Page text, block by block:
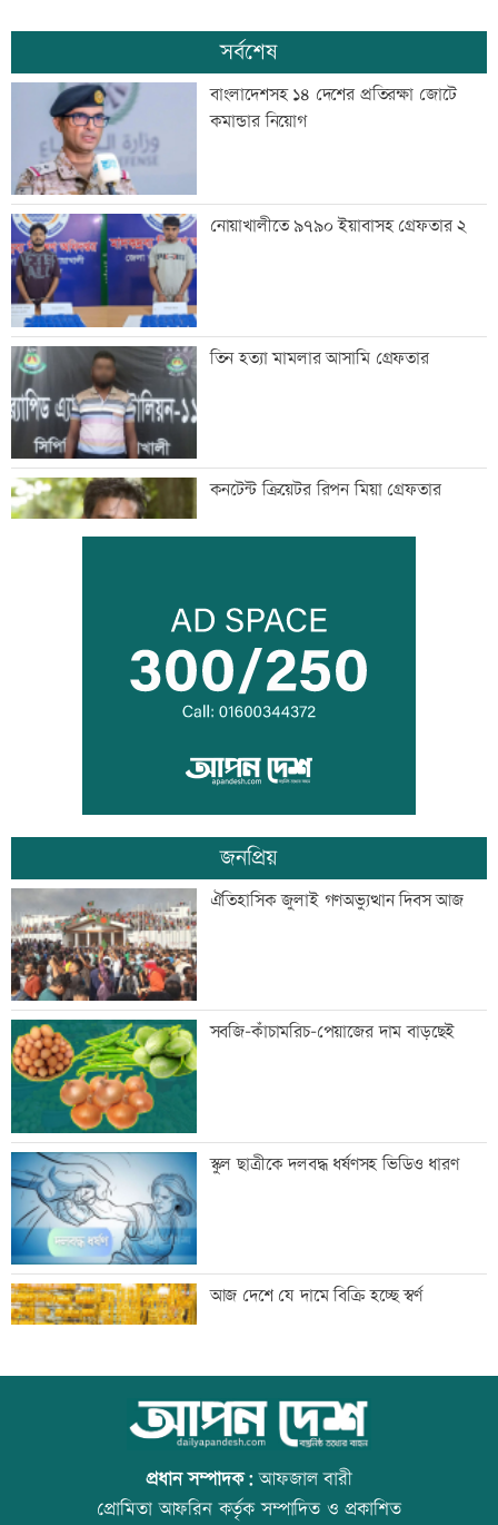
সর্বশেষ
বাংলাদেশসহ ১৪ দেশের প্রতিরক্ষা জোটে
কমান্ডার নিয়োগ
নোয়াখালীতে ৯৭৯০ ইয়াবাসহ গ্রেফতার ২
তিন হত্যা মামলার আসামি গ্রেফতার
কনটেন্ট ক্রিয়েটর রিপন মিয়া গ্রেফতার
মানবিক মূল্যবোধসম্পন্ন বিচারকের অভাব:
আইনমন্ত্রী
রোববার চট্টগ্রামে যাচ্ছেন প্রধানমন্ত্রী
বিয়ে না করার কারণ জানালেন আমিশা
আওয়ামী লীগের সঙ্গে গণতন্ত্র যায় না: মির্জা
ফখরুল
ডেপুটি ম্যানেজার চেয়ে ব্র্যাকে নিয়োগ
‘আমার স্বপ্ন আপনাদের কাছে দিয়ে গেলাম’
মেহেরপুর সীমান্তে নারীসহ ৫ জনকে পুশইনের
চেষ্টা, বিজিবির প্রতিরোধে ব্যর্থ
জনপ্রিয়
ঐতিহাসিক জুলাই গণঅভ্যুত্থান দিবস আজ
সবজি-কাঁচামরিচ-পেয়াজের দাম বাড়ছেই
স্কুল ছাত্রীকে দলবদ্ধ ধর্ষণসহ ভিডিও ধারণ
আজ দেশে যে দামে বিক্রি হচ্ছে স্বর্ণ
আজ বিশ্ব বন্ধু দিবস
প্রধান সম্পাদক:আফজাল বারী
প্রোমিতা আফরিন কর্তৃক সম্পাদিত ও প্রকাশিত